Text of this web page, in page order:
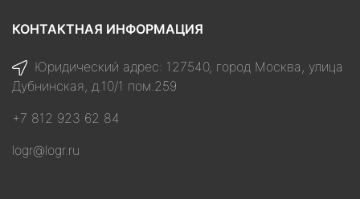
КОНТАКТНАЯ ИНФОРМАЦИЯ
Юридический адрес: 127540, город Москва, улица
Дубнинская, д.10/1 пом.259
+7 812 923 62 84
logr@logr.ru